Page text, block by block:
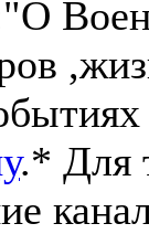
.* Для